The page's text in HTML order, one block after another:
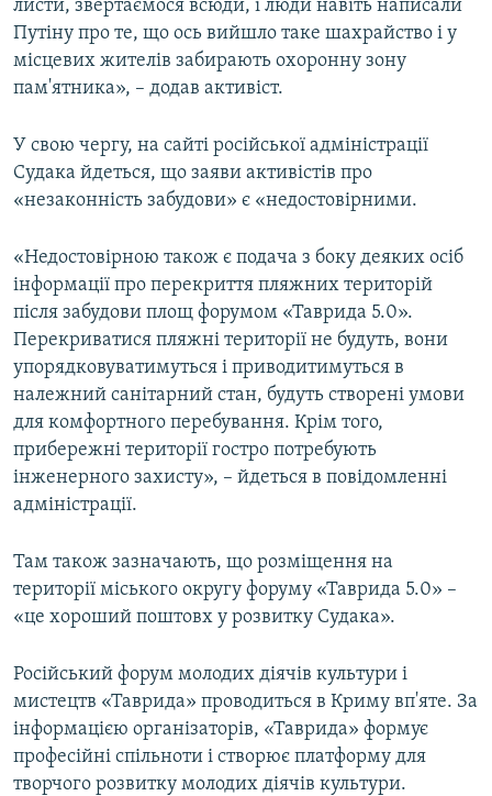
листи, звертаємося всюди, і люди навіть написали
Путіну про те, що ось вийшло таке шахрайство і у
місцевих жителів забирають охоронну зону
пам'ятника», – додав активіст.
У свою чергу, на сайті російської адміністрації
Судака йдеться, що заяви активістів про
«незаконність забудови» є «недостовірними.
«Недостовірною також є подача з боку деяких осіб
інформації про перекриття пляжних територій
після забудови площ форумом «Таврида 5.0».
Перекриватися пляжні території не будуть, вони
упорядковуватимуться і приводитимуться в
належний санітарний стан, будуть створені умови
для комфортного перебування. Крім того,
прибережні території гостро потребують
інженерного захисту», – йдеться в повідомленні
адміністрації.
Там також зазначають, що розміщення на
території міського округу форуму «Таврида 5.0» –
«це хороший поштовх у розвитку Судака».
Російський форум молодих діячів культури і
мистецтв «Таврида» проводиться в Криму вп'яте. За
інформацією організаторів, «Таврида» формує
професійні спільноти і створює платформу для
творчого розвитку молодих діячів культури.